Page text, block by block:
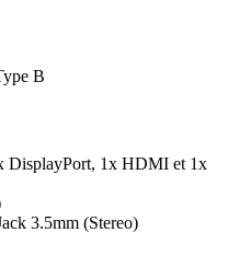
B
DisplayPort, 1x HDMI et 1x
3.5mm (Stereo)